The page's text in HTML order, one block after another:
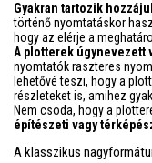
Gyakran tartozik
történő nyomtatáskor
hogy az elérje a
A plotterek úgynevezett
nyomtatók raszteres
lehetővé teszi, hogy a
részleteket is, amihez
Nem csoda, hogy a
építészeti vagy
A klasszikus